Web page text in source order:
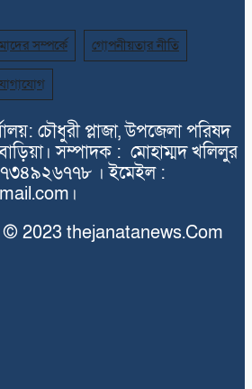
সম্পর্কে গোপনীয়তার নীতি
চৌধুরী প্লাজা, উপজেলা পরিষদ
সম্পাদক : মোহাম্মদ খলিলুর
। ইমেইল :
2023 thejanatanews.Com